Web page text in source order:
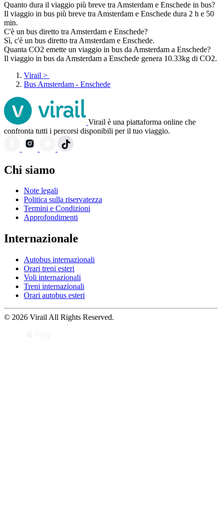
Quanto dura il viaggio più breve tra Amsterdam e Enschede in bus?
Il viaggio in bus più breve tra Amsterdam e Enschede dura 2 h e 50
min.
C'è un bus diretto tra Amsterdam e Enschede?
Sì, c'è un bus diretto tra Amsterdam e Enschede.
Quanta CO2 emette un viaggio in bus da Amsterdam a Enschede?
Il viaggio in bus da Amsterdam a Enschede genera 10.33kg di CO2.
Virail >
Bus Amsterdam - Enschede
Virail è una piattaforma online che
confronta tutti i percorsi disponibili per il tuo viaggio.
Chi siamo
Note legali
Politica sulla riservatezza
Termini e Condizioni
Approfondimenti
Internazionale
Autobus internazionali
Orari treni esteri
Voli internazionali
Treni internazionali
Orari autobus esteri
© 2026 Virail All Rights Reserved.